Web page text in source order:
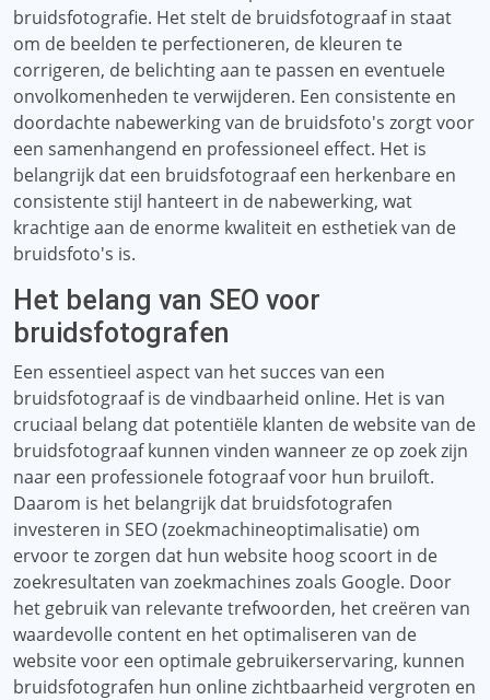
bruidsfotografie. Het stelt de bruidsfotograaf in staat
om de beelden te perfectioneren, de kleuren te
corrigeren, de belichting aan te passen en eventuele
onvolkomenheden te verwijderen. Een consistente en
doordachte nabewerking van de bruidsfoto's zorgt voor
een samenhangend en professioneel effect. Het is
belangrijk dat een bruidsfotograaf een herkenbare en
consistente stijl hanteert in de nabewerking, wat
krachtige aan de enorme kwaliteit en esthetiek van de
bruidsfoto's is.
Het belang van SEO voor
bruidsfotografen
Een essentieel aspect van het succes van een
bruidsfotograaf is de vindbaarheid online. Het is van
cruciaal belang dat potentiële klanten de website van de
bruidsfotograaf kunnen vinden wanneer ze op zoek zijn
naar een professionele fotograaf voor hun bruiloft.
Daarom is het belangrijk dat bruidsfotografen
investeren in SEO (zoekmachineoptimalisatie) om
ervoor te zorgen dat hun website hoog scoort in de
zoekresultaten van zoekmachines zoals Google. Door
het gebruik van relevante trefwoorden, het creëren van
waardevolle content en het optimaliseren van de
website voor een optimale gebruikerservaring, kunnen
bruidsfotografen hun online zichtbaarheid vergroten en